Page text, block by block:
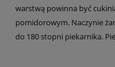
warstwą powinna być
pomidorowym. Naczynie
do 180 stopni piekarnika.